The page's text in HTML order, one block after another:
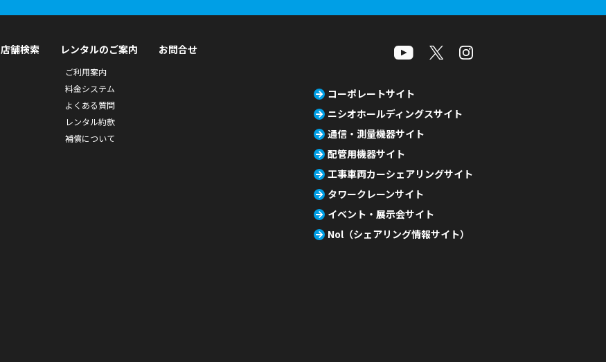
店舗検索 レンタルのご案内
ご利用案内
料金システム
よくある質問
レンタル約款
補償について
お問合せ
コーポレートサイト
ニシオホールディングスサイト
通信・測量機器サイト
配管用機器サイト
工事車両カーシェアリングサイト
タワークレーンサイト
イベント・展示会サイト
Nol（シェアリング情報サイト）